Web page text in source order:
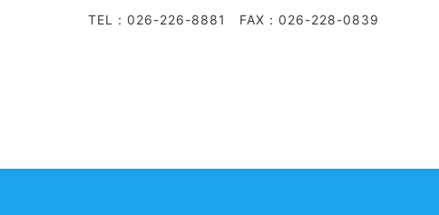
TEL：026-226-8881 FAX：026-228-0839